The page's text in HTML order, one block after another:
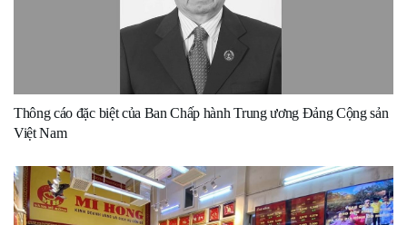
Thông cáo đặc biệt của Ban Chấp hành Trung ương Đảng Cộng sản
Việt Nam